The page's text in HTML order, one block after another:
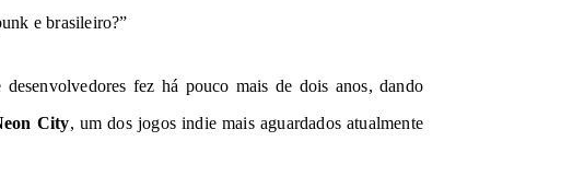
e brasileiro?”
fez há pouco mais de dois anos, dando
City, um dos jogos indie mais aguardados atualmente